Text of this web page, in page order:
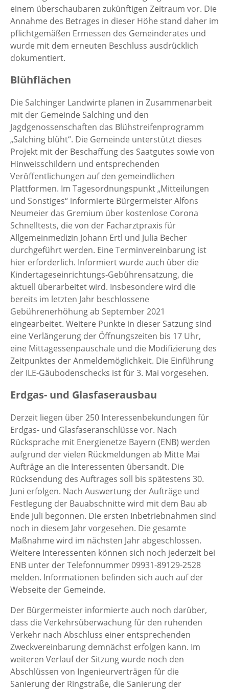
einem überschaubaren zukünftigen Zeitraum vor. Die
Annahme des Betrages in dieser Höhe stand daher im
pflichtgemäßen Ermessen des Gemeinderates und
wurde mit dem erneuten Beschluss ausdrücklich
dokumentiert.
Blühflächen
Die Salchinger Landwirte planen in Zusammenarbeit
mit der Gemeinde Salching und den
Jagdgenossenschaften das Blühstreifenprogramm
„Salching blüht“. Die Gemeinde unterstützt dieses
Projekt mit der Beschaffung des Saatgutes sowie von
Hinweisschildern und entsprechenden
Veröffentlichungen auf den gemeindlichen
Plattformen. Im Tagesordnungspunkt „Mitteilungen
und Sonstiges“ informierte Bürgermeister Alfons
Neumeier das Gremium über kostenlose Corona
Schnelltests, die von der Facharztpraxis für
Allgemeinmedizin Johann Ertl und Julia Becher
durchgeführt werden. Eine Terminvereinbarung ist
hier erforderlich. Informiert wurde auch über die
Kindertageseinrichtungs-Gebührensatzung, die
aktuell überarbeitet wird. Insbesondere wird die
bereits im letzten Jahr beschlossene
Gebührenerhöhung ab September 2021
eingearbeitet. Weitere Punkte in dieser Satzung sind
eine Verlängerung der Öffnungszeiten bis 17 Uhr,
eine Mittagessenpauschale und die Modifizierung des
Zeitpunktes der Anmeldemöglichkeit. Die Einführung
der ILE-Gäubodenschecks ist für 3. Mai vorgesehen.
Erdgas- und Glasfaserausbau
Derzeit liegen über 250 Interessenbekundungen für
Erdgas- und Glasfaseranschlüsse vor. Nach
Rücksprache mit Energienetze Bayern (ENB) werden
aufgrund der vielen Rückmeldungen ab Mitte Mai
Aufträge an die Interessenten übersandt. Die
Rücksendung des Auftrages soll bis spätestens 30.
Juni erfolgen. Nach Auswertung der Aufträge und
Festlegung der Bauabschnitte wird mit dem Bau ab
Ende Juli begonnen. Die ersten Inbetriebnahmen sind
noch in diesem Jahr vorgesehen. Die gesamte
Maßnahme wird im nächsten Jahr abgeschlossen.
Weitere Interessenten können sich noch jederzeit bei
ENB unter der Telefonnummer 09931-89129-2528
melden. Informationen befinden sich auch auf der
Webseite der Gemeinde.
Der Bürgermeister informierte auch noch darüber,
dass die Verkehrsüberwachung für den ruhenden
Verkehr nach Abschluss einer entsprechenden
Zweckvereinbarung demnächst erfolgen kann. Im
weiteren Verlauf der Sitzung wurde noch den
Abschlüssen von Ingenieurverträgen für die
Sanierung der Ringstraße, die Sanierung der